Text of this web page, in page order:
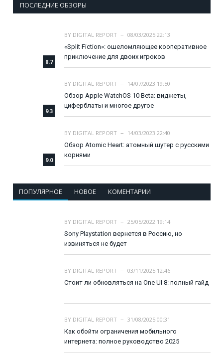
ПОСЛЕДНИЕ ОБЗОРЫ
8.7
BY DIGITAL REPORT
08/03/2025 22:13
«Split Fiction»: ошеломляющее кооперативное
приключение для двоих игроков
9.3
BY DIGITAL REPORT
14/07/2023 19:50
Обзор Apple WatchOS 10 Beta: виджеты,
циферблаты и многое другое
9.0
BY DIGITAL REPORT
14/03/2023 22:40
Обзор Atomic Heart: атомный шутер с русскими
корнями
ПОПУЛЯРНОЕ НОВОЕ КОМЕНТАРИИ
BY DIGITAL REPORT
25/05/2022 19:14
Sony Playstation вернется в Россию, но
извиняться не будет
BY DIGITAL REPORT
03/11/2025 12:46
Стоит ли обновляться на One UI 8: полный гайд
BY DIGITAL REPORT
31/08/2025 00:31
Как обойти ограничения мобильного
интернета: полное руководство 2025